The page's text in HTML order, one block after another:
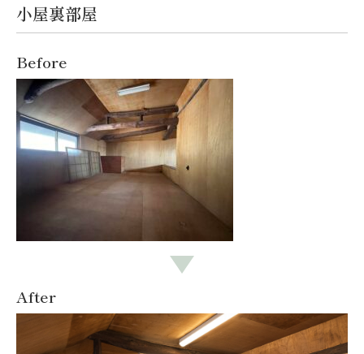
小屋裏部屋
Before
After